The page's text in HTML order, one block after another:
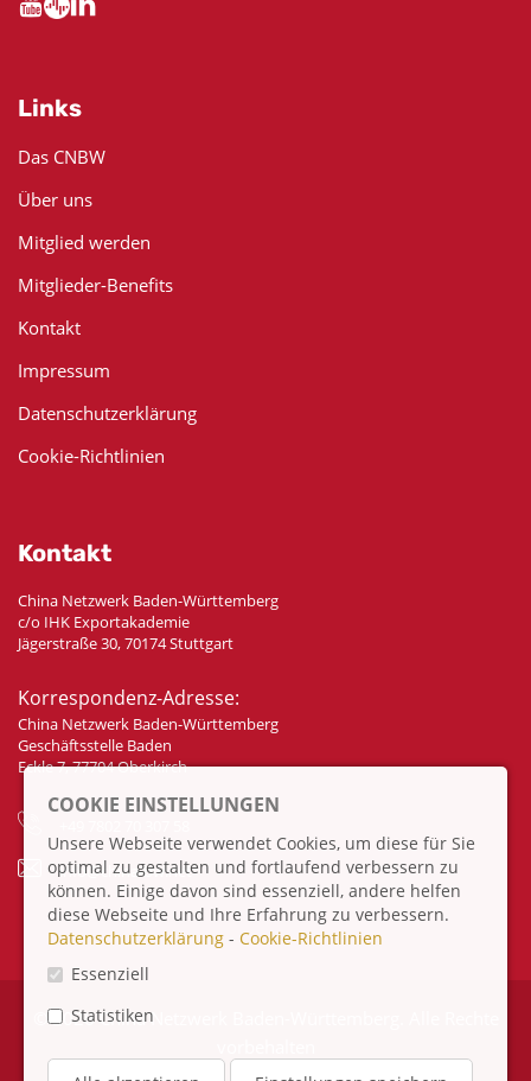
Links
Das CNBW
Über uns
Mitglied werden
Mitglieder-Benefits
Kontakt
Impressum
Datenschutzerklärung
Cookie-Richtlinien
Kontakt
China Netzwerk Baden-Württemberg
c/o IHK Exportakademie
Jägerstraße 30, 70174 Stuttgart
Korrespondenz-Adresse:
China Netzwerk Baden-Württemberg
Geschäftsstelle Baden
Eckle 7, 77704 Oberkirch
info@china-bw.net
© 2026 China Netzwerk Baden-Württemberg. Alle Rechte
COOKIE EINSTELLUNGEN
Unsere Webseite verwendet Cookies, um diese für Sie
optimal zu gestalten und fortlaufend verbessern zu
können. Einige davon sind essenziell, andere helfen
diese Webseite und Ihre Erfahrung zu verbessern.
Datenschutzerklärung - Cookie-Richtlinien
Essenziell
Statistiken